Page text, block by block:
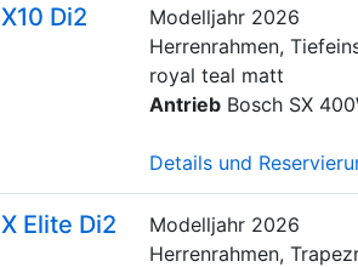
Di2 Modelljahr 2026
Herrenrahmen,
royal teal matt
Antrieb Bosch SX
Details und
Elite Di2 Modelljahr 2026
Herrenrahmen,